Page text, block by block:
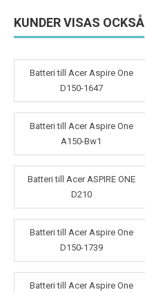
KUNDER VISAS OCKSÅ
Batteri till Acer Aspire One
D150-1647
Batteri till Acer Aspire One
A150-Bw1
Batteri till Acer ASPIRE ONE
D210
Batteri till Acer Aspire One
D150-1739
Batteri till Acer Aspire One